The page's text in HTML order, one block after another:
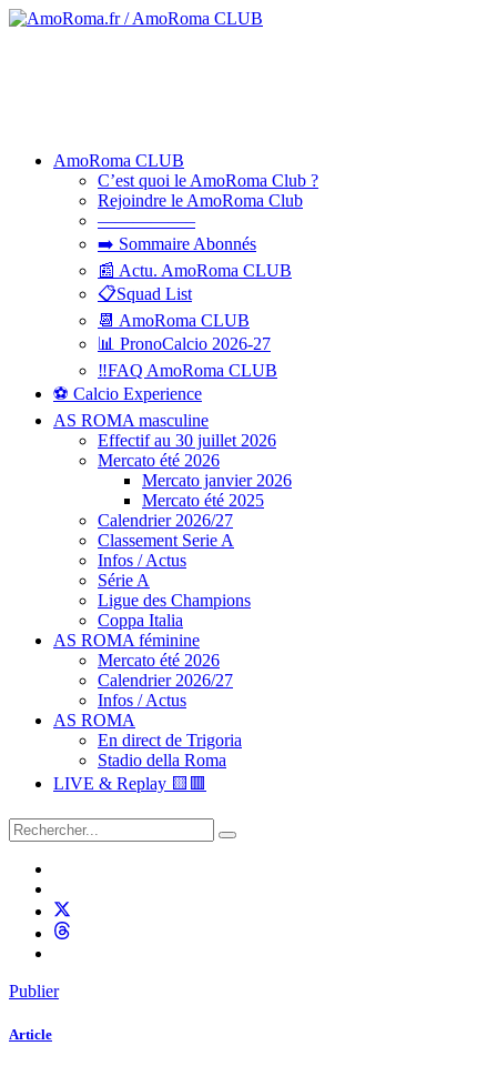
AmoRoma CLUB
C’est quoi le AmoRoma Club ?
Rejoindre le AmoRoma Club
—————–
➡️ Sommaire Abonnés
📰 Actu. AmoRoma CLUB
📋Squad List
📆 AmoRoma CLUB
📊 PronoCalcio 2026-27
‼️FAQ AmoRoma CLUB
⚽ Calcio Experience
AS ROMA masculine
Effectif au 30 juillet 2026
Mercato été 2026
Mercato janvier 2026
Mercato été 2025
Calendrier 2026/27
Classement Serie A
Infos / Actus
Série A
Ligue des Champions
Coppa Italia
AS ROMA féminine
Mercato été 2026
Calendrier 2026/27
Infos / Actus
AS ROMA
En direct de Trigoria
Stadio della Roma
LIVE & Replay 🟨🟥
Publier
Article